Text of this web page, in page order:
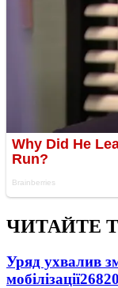
ЧИТАЙТЕ
Уряд ухвалив
мобілізації26820